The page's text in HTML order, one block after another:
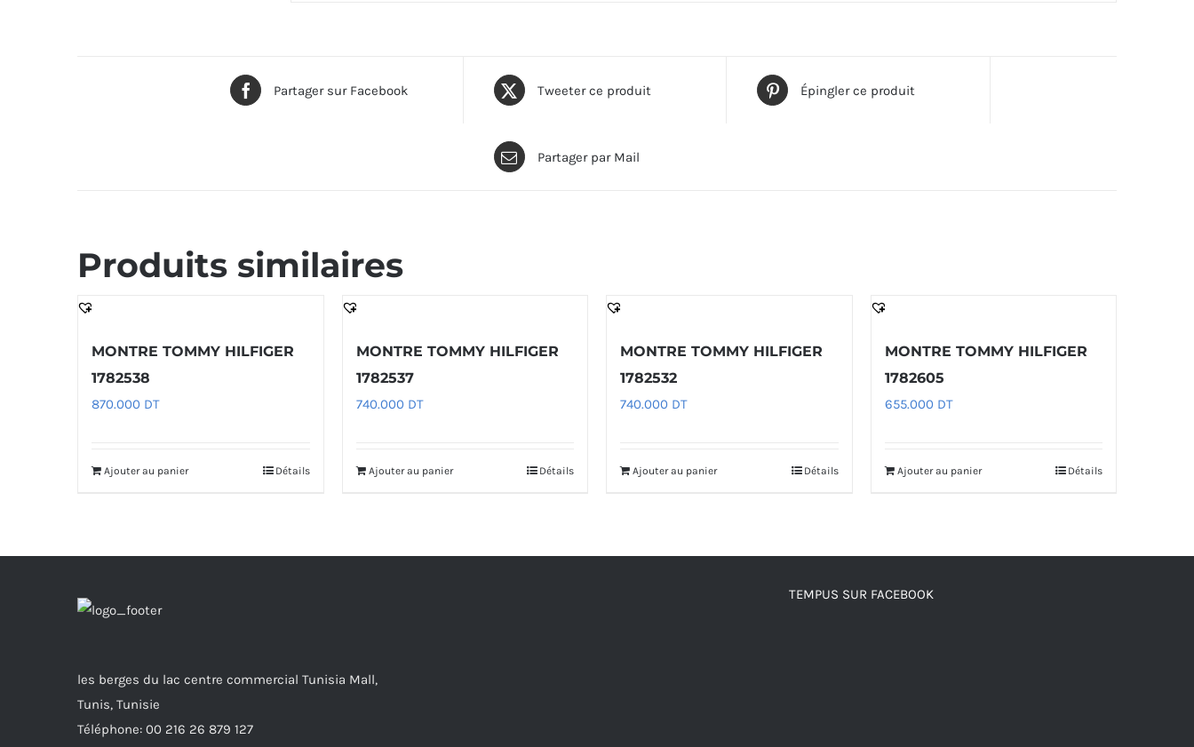
Partager sur Facebook Tweeter ce produit Épingler ce produit
Partager par Mail
Produits similaires
MONTRE TOMMY HILFIGER
1782538
870.000 DT
Ajouter au panier Détails
MONTRE TOMMY HILFIGER
1782537
740.000 DT
Ajouter au panier Détails
MONTRE TOMMY HILFIGER
1782532
740.000 DT
Ajouter au panier Détails
MONTRE TOMMY HILFIGER
1782605
655.000 DT
Ajouter au panier Détails
les berges du lac centre commercial Tunisia Mall,
Tunis, Tunisie
Téléphone: 00 216 26 879 127
TEMPUS SUR FACEBOOK